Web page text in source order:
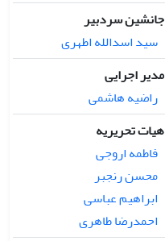
جانشین سردبیر
سید اسدالله اطهری
مدیر اجرایی
راضیه هاشمی
هیات تحریریه
فاطمه اروجی
محسن رنجبر
ابراهیم عباسی
احمدرضا طاهری